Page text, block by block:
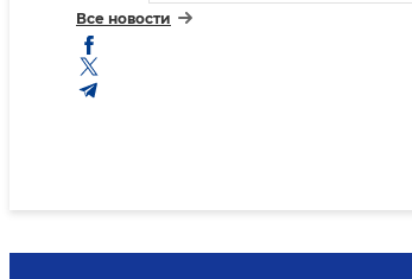
Все новости